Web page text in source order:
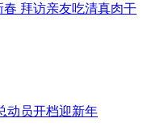
拜访亲友吃清真肉干
动员开档迎新年